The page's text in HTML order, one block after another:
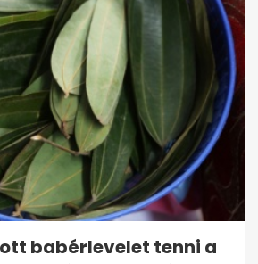
babérlevelet tenni a